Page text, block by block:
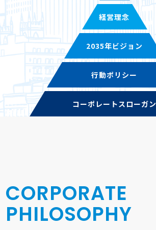
経営理念
2035年ビジョン
行動ポリシー
コーポレート スローガン
CORPORATE
PHILOSOPHY